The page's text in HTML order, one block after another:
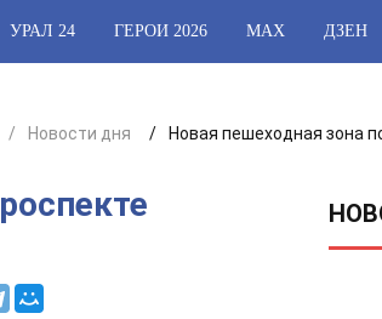
УРАЛ 24 ГЕРОИ 2026 МАХ ДЗЕН
Новости дня Новая пешеходная зона